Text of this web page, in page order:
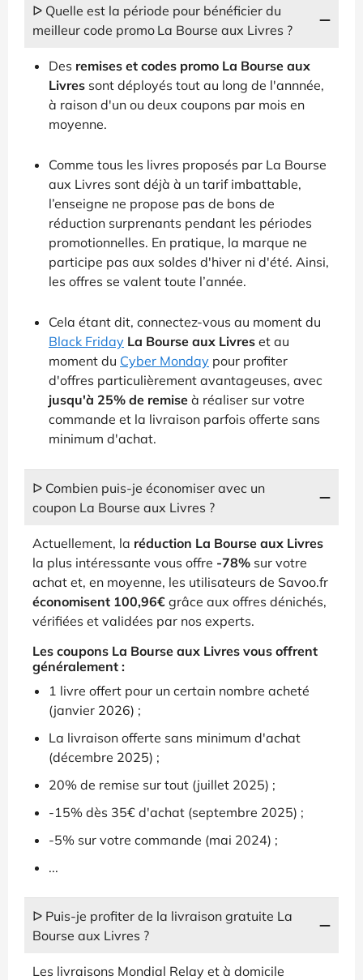
ᐅ Quelle est la période pour bénéficier du
meilleur code promo La Bourse aux Livres ?
Des remises et codes promo La Bourse aux
Livres sont déployés tout au long de l'annnée,
à raison d'un ou deux coupons par mois en
moyenne.
Comme tous les livres proposés par La Bourse
aux Livres sont déjà à un tarif imbattable,
l’enseigne ne propose pas de bons de
réduction surprenants pendant les périodes
promotionnelles. En pratique, la marque ne
participe pas aux soldes d'hiver ni d'été. Ainsi,
les offres se valent toute l’année.
Cela étant dit, connectez-vous au moment du
Black Friday La Bourse aux Livres et au
moment du Cyber Monday pour profiter
d'offres particulièrement avantageuses, avec
jusqu'à 25% de remise à réaliser sur votre
commande et la livraison parfois offerte sans
minimum d'achat.
ᐅ Combien puis-je économiser avec un
coupon La Bourse aux Livres ?
Actuellement, la réduction La Bourse aux Livres
la plus intéressante vous offre -78% sur votre
achat et, en moyenne, les utilisateurs de Savoo.fr
économisent 100,96€ grâce aux offres dénichés,
vérifiées et validées par nos experts.
Les coupons La Bourse aux Livres vous offrent
généralement :
1 livre offert pour un certain nombre acheté
(janvier 2026) ;
La livraison offerte sans minimum d'achat
(décembre 2025) ;
20% de remise sur tout (juillet 2025) ;
-15% dès 35€ d'achat (septembre 2025) ;
-5% sur votre commande (mai 2024) ;
...
ᐅ Puis-je profiter de la livraison gratuite La
Bourse aux Livres ?
Les livraisons Mondial Relay et à domicile